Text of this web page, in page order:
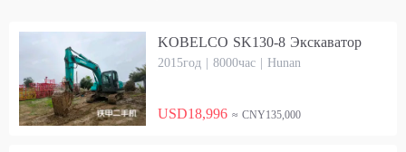
KOBELCO SK130-8 Экскаватор
2015год | 8000час | Hunan
USD18,996 ≈ CNY135,000